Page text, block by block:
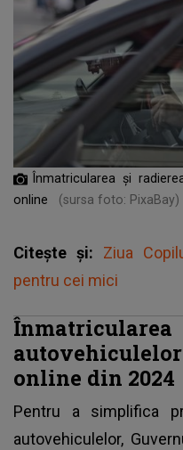
Înmatricularea și
online
(sursa foto: PixaBay)
Citește și: Ziua
pentru cei mici
online din 2024
Pentru a simplifica
autovehiculelor,